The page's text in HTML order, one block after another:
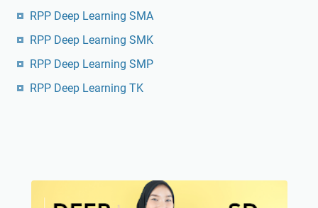
RPP Deep Learning SMA
RPP Deep Learning SMK
RPP Deep Learning SMP
RPP Deep Learning TK